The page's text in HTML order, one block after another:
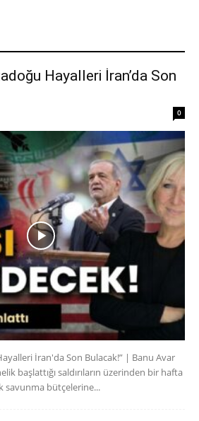
Hayalleri İran’da Son
0
İran'da Son Bulacak!” | Banu Avar
başlattığı saldırıların üzerinden bir hafta
savunma bütçelerine...